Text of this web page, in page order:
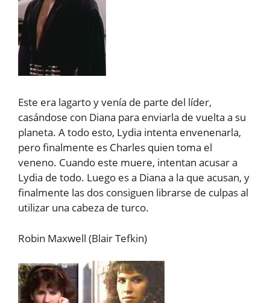
Este era lagarto y venía de parte del líder,
casándose con Diana para enviarla de vuelta a su
planeta. A todo esto, Lydia intenta envenenarla,
pero finalmente es Charles quien toma el
veneno. Cuando este muere, intentan acusar a
Lydia de todo. Luego es a Diana a la que acusan, y
finalmente las dos consiguen librarse de culpas al
utilizar una cabeza de turco.
Robin Maxwell (Blair Tefkin)